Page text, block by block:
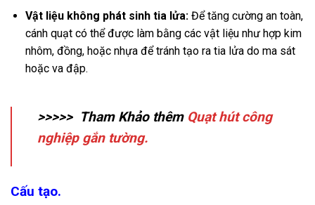
Vật liệu không phát sinh tia lửa:Để tăng cường an toàn,
cánh quạt có thể được làm bằng các vật liệu như hợp kim
nhôm, đồng, hoặc nhựa để tránh tạo ra tia lửa do ma sát
hoặc va đập.
>>>>> Tham Khảo thêm Quạt hút công
nghiệp gắn tường.
Cấu tạo.